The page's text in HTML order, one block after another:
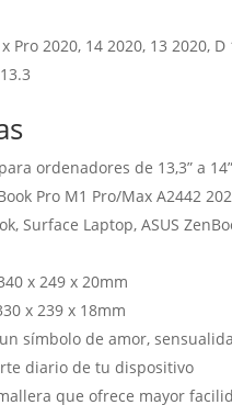
Pro 2020, 14 2020, 13 2020,
ordenadores de 13,3” a 14”
Pro M1 Pro/Max A2442
Surface Laptop, ASUS
x 249 x 20mm
x 239 x 18mm
símbolo de amor,
diario de tu dispositivo
que ofrece mayor